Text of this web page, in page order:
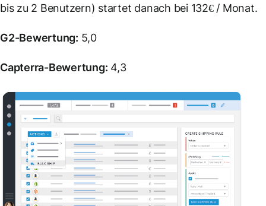
bis zu 2 Benutzern) startet danach bei 132€ / Monat.
G2-Bewertung: 5,0
Capterra-Bewertung: 4,3